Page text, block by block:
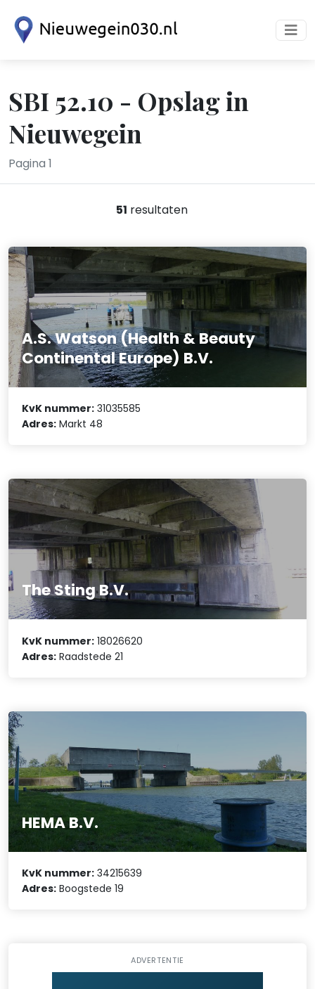
SBI 52.10 - Opslag in
Nieuwegein
Pagina 1
51 resultaten
A.S. Watson (Health & Beauty
Continental Europe) B.V.
KvK nummer: 31035585
Adres: Markt 48
The Sting B.V.
KvK nummer: 18026620
Adres: Raadstede 21
HEMA B.V.
KvK nummer: 34215639
Adres: Boogstede 19
ADVERTENTIE